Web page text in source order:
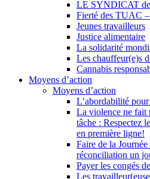
LE SYNDICAT
Fierté des TUAC
Jeunes travailleurs
Justice alimentaire
La solidarité
Les chauffeur(e)s
Cannabis
Moyens d’action
Moyens d’action
L’abordabilité
La violence ne fait
tâche : Respectez
en première ligne!
Faire de la
réconciliation un
Payer les congés
Les